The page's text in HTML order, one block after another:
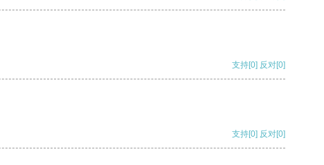
支持[0] 反对[0]
支持[0] 反对[0]